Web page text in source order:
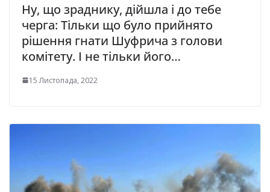
Ну, що зраднику, дійшла і до тебе
черга: Тільки що було прийнято
рішення гнати Шуфрича з голови
комітету. І не тільки його…
15 Листопада, 2022